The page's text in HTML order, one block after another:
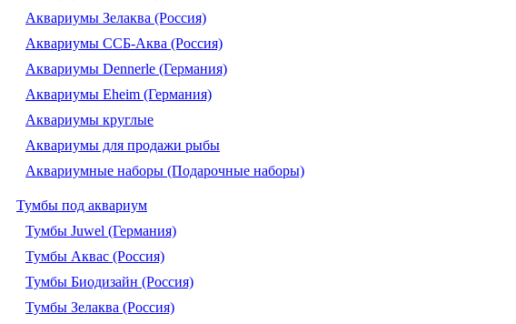
Аквариумы Зелаква (Россия)
Аквариумы ССБ-Аква (Россия)
Аквариумы Dennerle (Германия)
Аквариумы Eheim (Германия)
Аквариумы круглые
Аквариумы для продажи рыбы
Аквариумные наборы (Подарочные наборы)
Тумбы под аквариум
Тумбы Juwel (Германия)
Тумбы Аквас (Россия)
Тумбы Биодизайн (Россия)
Тумбы Зелаква (Россия)